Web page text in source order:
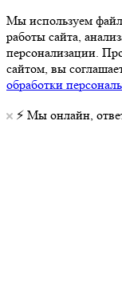
Мы используем
работы сайта,
персонализации.
сайтом, вы
обработки
⚡️ Мы онлайн,